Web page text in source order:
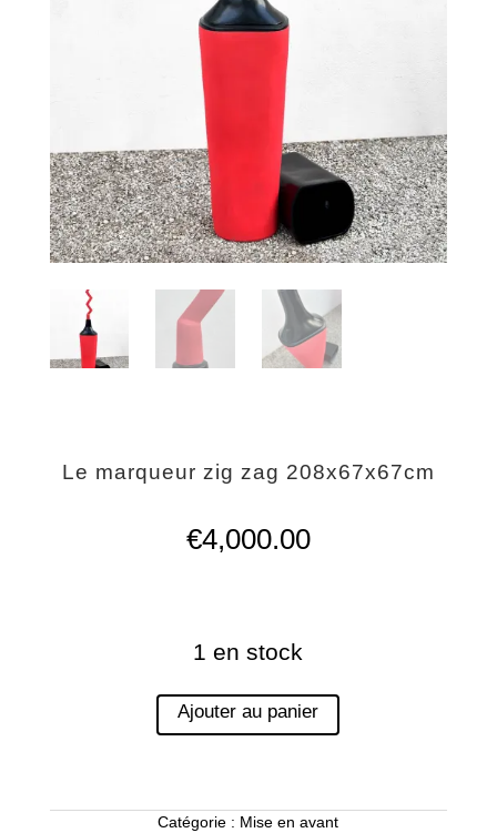
Le marqueur zig zag 208x67x67cm
€4,000.00
1 en stock
Ajouter au panier
Catégorie : Mise en avant